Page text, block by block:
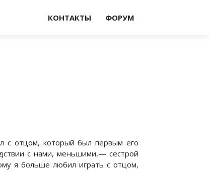
КОНТАКТЫ ФОРУМ
с отцом, который был первым его
с нами, меньшими,— сестрой
я больше любил играть с отцом,